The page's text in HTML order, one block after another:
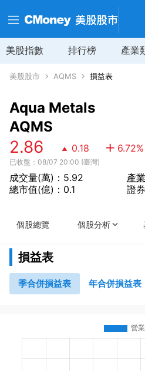
美股指數 排行榜 產業
美股股市 AQMS 損益表
Aqua Metals
AQMS
2.86 0.18 6.72%
已收盤：08/07 20:00 (臺灣)
成交量(萬)：5.92
總市值(億)：0.1
產
證
個股總覽 個股分析
損益表
季合併損益表 年合併損益表